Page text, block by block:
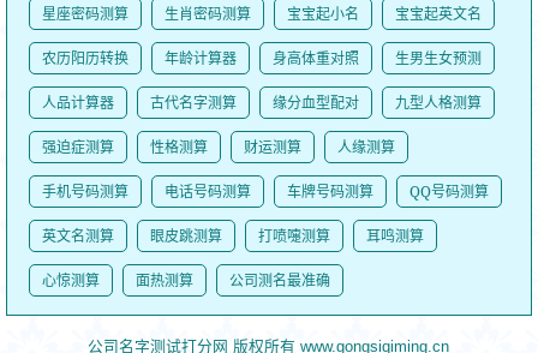
星座密码测算 生肖密码测算 宝宝起小名 宝宝起英文名
农历阳历转换 年龄计算器 身高体重对照 生男生女预测
人品计算器 古代名字测算 缘分血型配对 九型人格测算
强迫症测算 性格测算 财运测算 人缘测算
手机号码测算 电话号码测算 车牌号码测算 QQ号码测算
英文名测算 眼皮跳测算 打喷嚏测算 耳鸣测算
心惊测算 面热测算 公司测名最准确
公司名字测试打分网 版权所有 www.gongsiqiming.cn